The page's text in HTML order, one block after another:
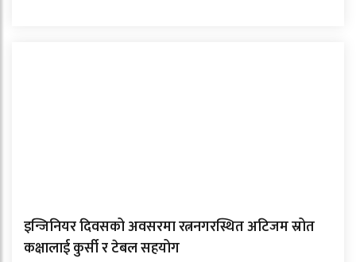
इन्जिनियर दिवसको अवसरमा रत्ननगरस्थित अटिजम स्रोत
कक्षालाई कुर्सी र टेबल सहयोग